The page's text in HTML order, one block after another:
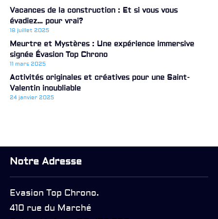
Vacances de la construction : Et si vous vous
évadiez… pour vrai?
18 juillet 2025
Meurtre et Mystères : Une expérience immersive
signée Évasion Top Chrono
11 mars 2025
Activités originales et créatives pour une Saint-
Valentin inoubliable
24 janvier 2025
Notre Adresse
Evasion Top Chrono.
410 rue du Marché